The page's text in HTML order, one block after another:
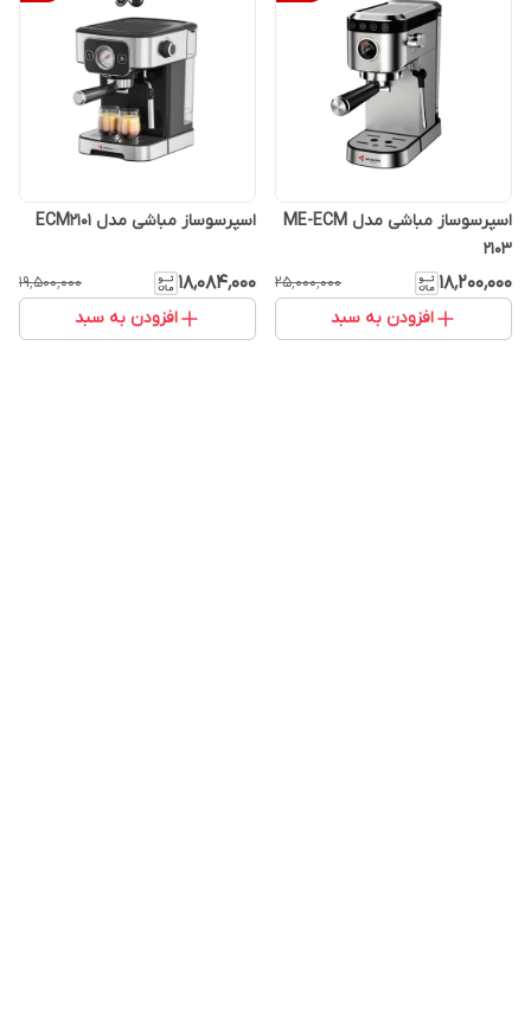
اسپرسوساز مباشی مدل ME-ECM
2103
۱۸٬۲۰۰٬۰۰۰ ۲۵٬۰۰۰٬۰۰۰
افزودن به سبد
اسپرسوساز مباشی مدل ECM2101
۱۸٬۰۸۴٬۰۰۰ ۱۹٬۵۰۰٬۰۰۰
افزودن به سبد